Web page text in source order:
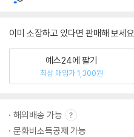
이미 소장하고 있다면 판매해 보세
예스24에 팔기
최상 매입가 1,300원
해외배송 가능
문화비소득공제 가능